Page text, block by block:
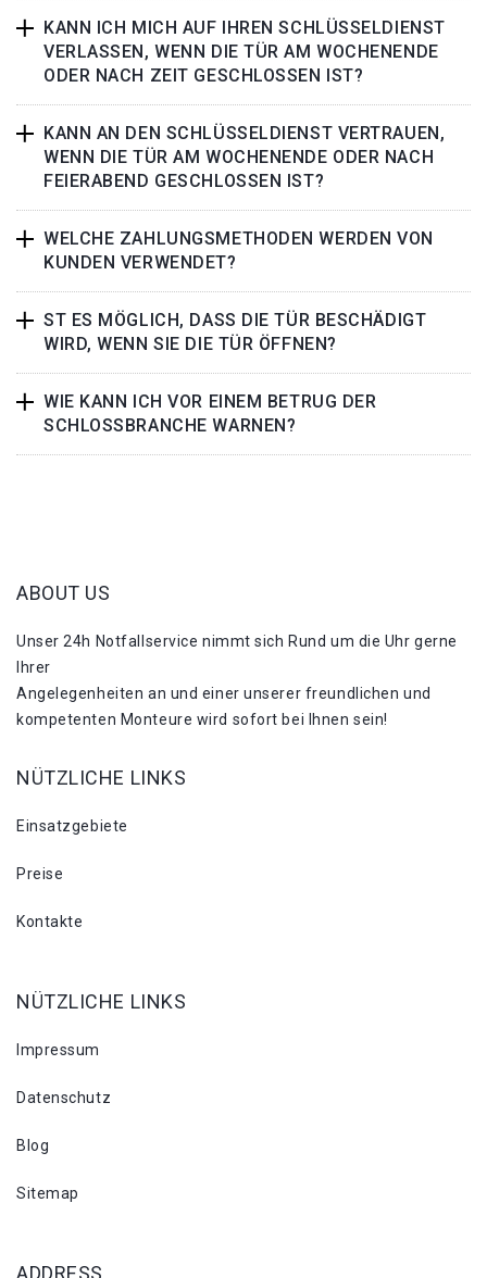
KANN ICH MICH AUF IHREN SCHLÜSSELDIENST
VERLASSEN, WENN DIE TÜR AM WOCHENENDE
ODER NACH ZEIT GESCHLOSSEN IST?
KANN AN DEN SCHLÜSSELDIENST VERTRAUEN,
WENN DIE TÜR AM WOCHENENDE ODER NACH
FEIERABEND GESCHLOSSEN IST?
WELCHE ZAHLUNGSMETHODEN WERDEN VON
KUNDEN VERWENDET?
ST ES MÖGLICH, DASS DIE TÜR BESCHÄDIGT
WIRD, WENN SIE DIE TÜR ÖFFNEN?
WIE KANN ICH VOR EINEM BETRUG DER
SCHLOSSBRANCHE WARNEN?
ABOUT US
Unser 24h Notfallservice nimmt sich Rund um die Uhr gerne
Ihrer
Angelegenheiten an und einer unserer freundlichen und
kompetenten Monteure wird sofort bei Ihnen sein!
NÜTZLICHE LINKS
Einsatzgebiete
Preise
Kontakte
NÜTZLICHE LINKS
Impressum
Datenschutz
Blog
Sitemap
ADDRESS